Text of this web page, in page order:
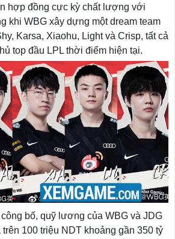
hợp đồng cực kỳ chất lượng với
khi WBG xây dựng một dream team
Karsa, Xiaohu, Light và Crisp, tất cả
top đầu LPL thời điểm hiện tại.
bố, quỹ lương của WBG và JDG
100 triệu NDT khoảng gần 350 tỷ